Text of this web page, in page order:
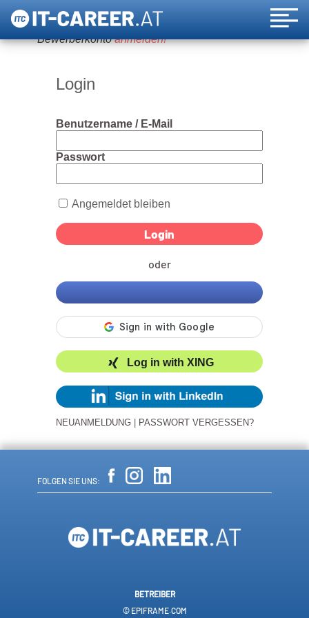
Um diese Funktion nutzen zu können, bitte ein
Bewerberkontoanmelden!
Login
Benutzername / E-Mail
Passwort
Angemeldet bleiben
oder
Log in with XING
NEUANMELDUNG PASSWORT VERGESSEN?
FOLGEN SIE UNS:
BETREIBER
© EPIFRAME.COM